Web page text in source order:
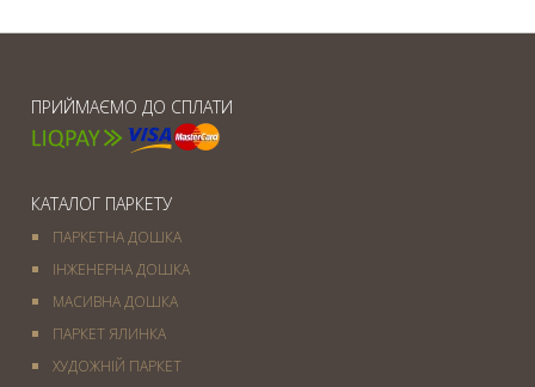
ПРИЙМАЄМО ДО СПЛАТИ
КАТАЛОГ ПАРКЕТУ
ПАРКЕТНА ДОШКА
ІНЖЕНЕРНА ДОШКА
МАСИВНА ДОШКА
ПАРКЕТ ЯЛИНКА
ХУДОЖНІЙ ПАРКЕТ